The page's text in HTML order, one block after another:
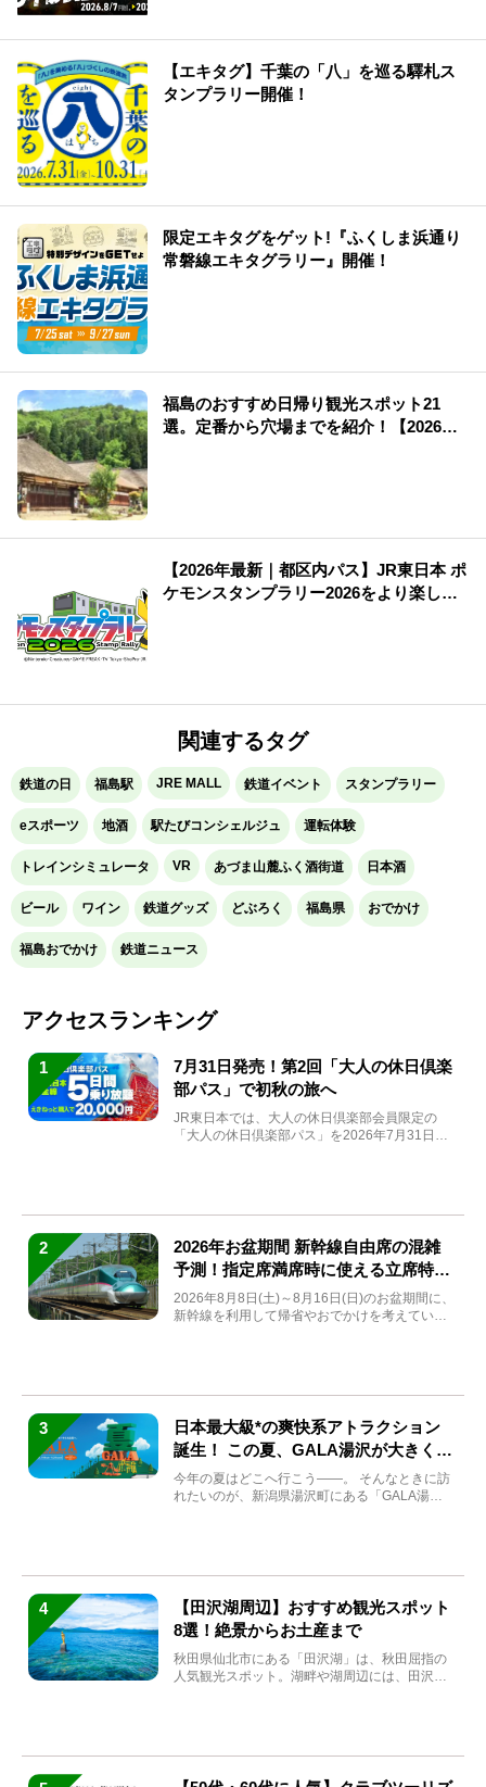
【エキタグ】千葉の「八」を巡る驛札ス
タンプラリー開催！
限定エキタグをゲット!『ふくしま浜通り
常磐線エキタグラリー』開催！
福島のおすすめ日帰り観光スポット21
選。定番から穴場までを紹介！【2026
【2026年最新｜都区内パス】JR東日本 ポ
ケモンスタンプラリー2026をより楽しむ
関連するタグ
鉄道の日 福島駅 JRE MALL 鉄道イベント スタンプラリー
eスポーツ 地酒 駅たびコンシェルジュ 運転体験
トレインシミュレータ VR あづま山麓ふく酒街道 日本酒
ビール ワイン 鉄道グッズ どぶろく 福島県 おでかけ
福島おでかけ 鉄道ニュース
アクセスランキング
1
7月31日発売！第2回「大人の休日倶楽
部パス」で初秋の旅へ
JR東日本では、大人の休日倶楽部会員限定の
「大人の休日倶楽部パス」を2026年7月31日
2
2026年お盆期間 新幹線自由席の混雑
予測！指定席満席時に使える立席特急
券も解説
2026年8月8日(土)～8月16日(日)のお盆期間に、
新幹線を利用して帰省やおでかけを考えている
3
日本最大級*の爽快系アトラクション
誕生！ この夏、GALA湯沢が大きく生
まれ変わる
今年の夏はどこへ行こう――。 そんなときに訪
れたいのが、新潟県湯沢町にある「GALA湯
4
【田沢湖周辺】おすすめ観光スポット
8選！絶景からお土産まで
秋田県仙北市にある「田沢湖」は、秋田屈指の
人気観光スポット。湖畔や湖周辺には、田沢湖